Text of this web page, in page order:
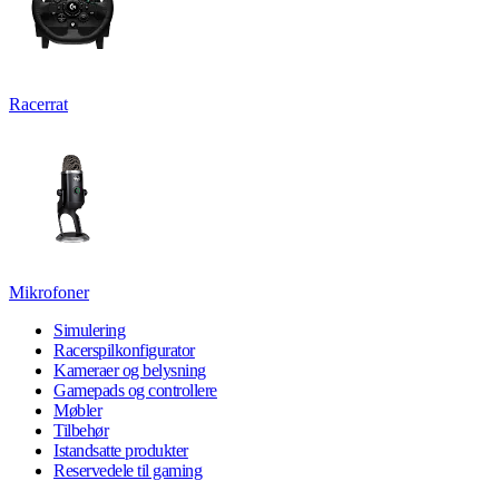
Racerrat
Mikrofoner
Simulering
Racerspilkonfigurator
Kameraer og belysning
Gamepads og controllere
Møbler
Tilbehør
Istandsatte produkter
Reservedele til gaming